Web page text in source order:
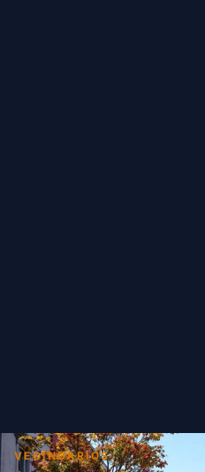
VECINDARIOS